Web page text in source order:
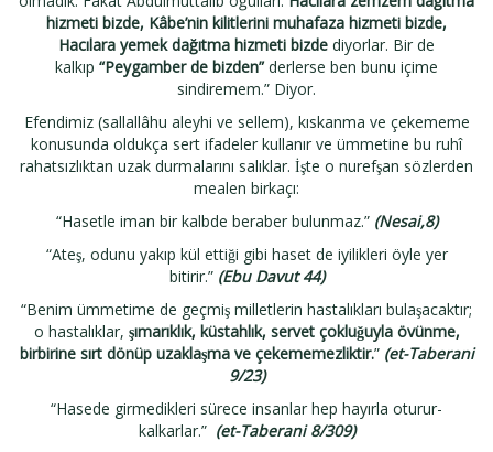
hizmeti bizde, Kâbe’nin kilitlerini muhafaza hizmeti bizde,
Hacılara yemek dağıtma hizmeti bizde diyorlar. Bir de
kalkıp “Peygamber de bizden”derlerse ben bunu içime
sindiremem.” Diyor.
Efendimiz (sallallâhu aleyhi ve sellem), kıskanma ve çekememe
konusunda oldukça sert ifadeler kullanır ve ümmetine bu ruhî
rahatsızlıktan uzak durmalarını salıklar. İşte o nurefşan sözlerden
mealen birkaçı:
“Hasetle iman bir kalbde beraber bulunmaz.” (Nesai,8)
“Ateş, odunu yakıp kül ettiği gibi haset de iyilikleri öyle yer
bitirir.” (Ebu Davut 44)
“Benim ümmetime de geçmiş milletlerin hastalıkları bulaşacaktır;
o hastalıklar, şımarıklık, küstahlık, servet çokluğuyla övünme,
birbirine sırt dönüp uzaklaşma ve çekememezliktir.” (et-Taberani
9/23)
“Hasede girmedikleri sürece insanlar hep hayırla oturur-
kalkarlar.” (et-Taberani 8/309)